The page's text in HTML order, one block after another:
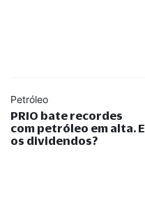
Petróleo
PRIO bate recordes
com petróleo em alta. E
os dividendos?